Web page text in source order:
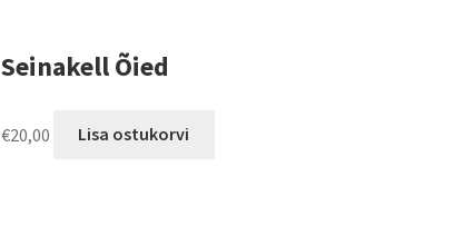
Seinakell Õied
€20,00 Lisa ostukorvi